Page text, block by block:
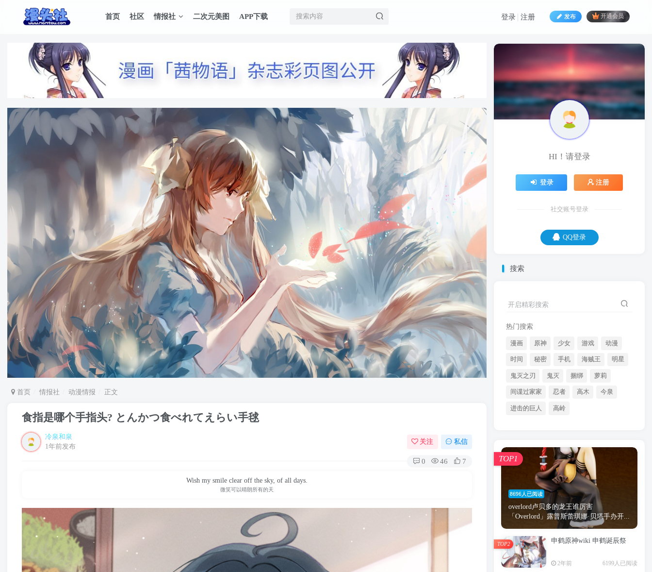
首页 社区 情报社 二次元美图 APP下载 发布 开通会员
登录 注册
首页 情报社 动漫情报 正文
食指是哪个手指头? とんかつ食べれてえらい手毬
冷泉和泉
1年前发布
关注 私信
0 46 7
Wish my smile clear off the sky, of all days.
微笑可以晴朗所有的天
HI！请登录
登录 注册
社交账号登录
QQ登录
搜索
开启精彩搜索
热门搜索
漫画 原神 少女 游戏 动漫
时间 秘密 手机 海贼王 明星
鬼灭之刃 鬼灭 捆绑 萝莉
间谍过家家 忍者 高木 今泉
进击的巨人 高岭
8696人已阅读
overlord卢贝多的龙王谁厉害
「Overlord」露普斯蕾琪娜·贝塔手办开...
TOP1
申鹤原神wiki 申鹤诞辰祭
2年前 6199人已阅读
TOP2
HI！请登录
登录 注册
社交账号登录
QQ登录
拆穿多没用，我喜欢看你表演。
时间 秘密 手机 海贼王
鬼灭 捆绑 萝莉
间谍过家家 忍者 高木
进击的巨人 高岭
TOP1